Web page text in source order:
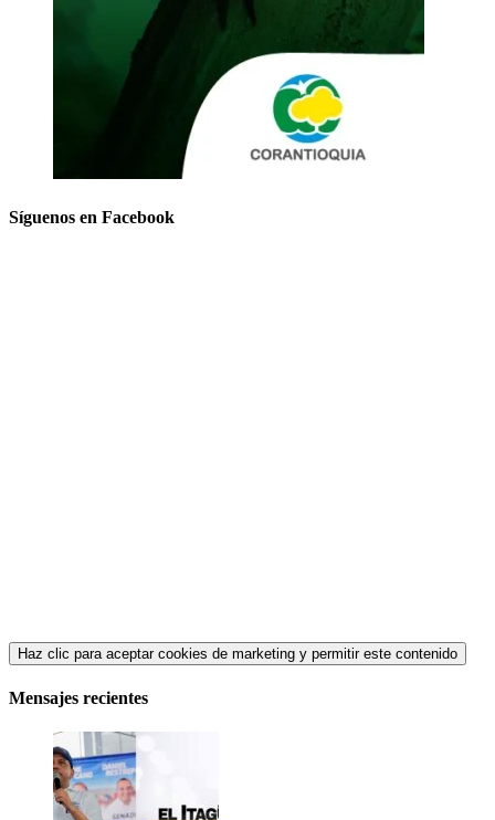
Síguenos en Facebook
Haz clic para aceptar cookies de marketing y permitir este contenido
Mensajes recientes